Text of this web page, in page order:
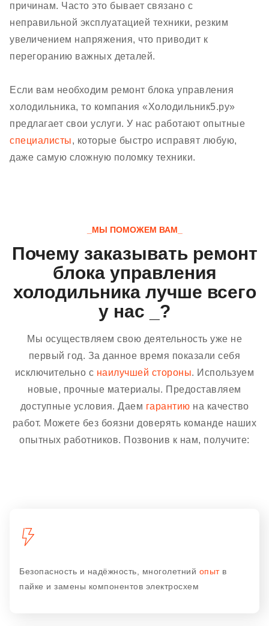
причинам. Часто это бывает связано с
неправильной эксплуатацией техники, резким
увеличением напряжения, что приводит к
перегоранию важных деталей.
Если вам необходим ремонт блока управления
холодильника, то компания «Холодильник5.ру»
предлагает свои услуги. У нас работают опытные
специалисты, которые быстро исправят любую,
даже самую сложную поломку техники.
_МЫ ПОМОЖЕМ ВАМ_
Почему заказывать ремонт
блока управления
холодильника лучше всего
у нас _?
Мы осуществляем свою деятельность уже не
первый год. За данное время показали себя
исключительно с наилучшей стороны. Используем
новые, прочные материалы. Предоставляем
доступные условия. Даем гарантию на качество
работ. Можете без боязни доверять команде наших
опытных работников. Позвонив к нам, получите:
Безопасность и надёжность, многолетний опытв
пайке и замены компонентов электросхем